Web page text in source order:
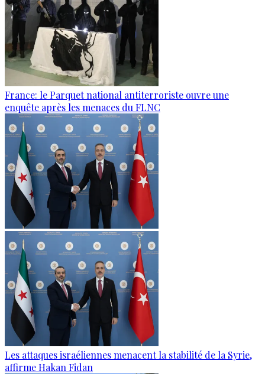
France: le Parquet national antiterroriste ouvre une
enquête après les menaces du FLNC
Les attaques israéliennes menacent la stabilité de la Syrie,
affirme Hakan Fidan